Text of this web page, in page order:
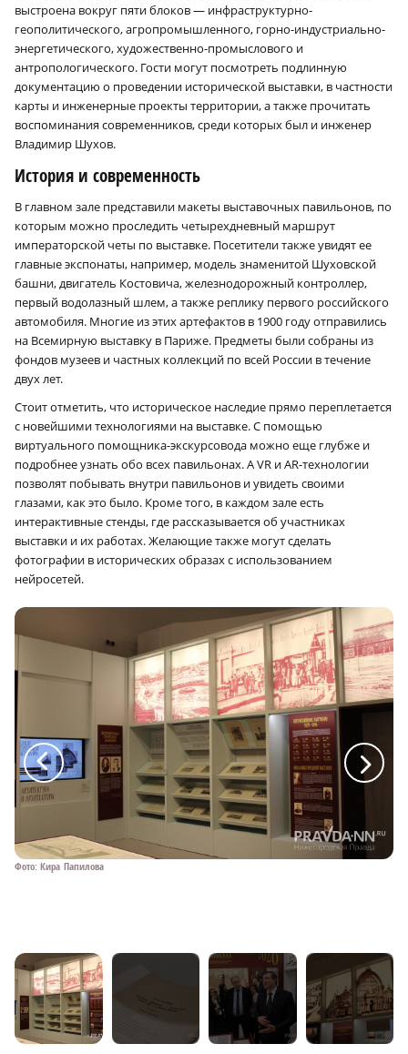
выстроена вокруг пяти блоков — инфраструктурно-
геополитического, агропромышленного, горно-индустриально-
энергетического, художественно-промыслового и
антропологического. Гости могут посмотреть подлинную
документацию о проведении исторической выставки, в частности
карты и инженерные проекты территории, а также прочитать
воспоминания современников, среди которых был и инженер
Владимир Шухов.
История и современность
В главном зале представили макеты выставочных павильонов, по
которым можно проследить четырехдневный маршрут
императорской четы по выставке. Посетители также увидят ее
главные экспонаты, например, модель знаменитой Шуховской
башни, двигатель Костовича, железнодорожный контроллер,
первый водолазный шлем, а также реплику первого российского
автомобиля. Многие из этих артефактов в 1900 году отправились
на Всемирную выставку в Париже. Предметы были собраны из
фондов музеев и частных коллекций по всей России в течение
двух лет.
Стоит отметить, что историческое наследие прямо переплетается
с новейшими технологиями на выставке. С помощью
виртуального помощника-экскурсовода можно еще глубже и
подробнее узнать обо всех павильонах. А VR и AR-технологии
позволят побывать внутри павильонов и увидеть своими
глазами, как это было. Кроме того, в каждом зале есть
интерактивные стенды, где рассказывается об участниках
выставки и их работах. Желающие также могут сделать
фотографии в исторических образах с использованием
нейросетей.
Фото: Кира Папилова
a a